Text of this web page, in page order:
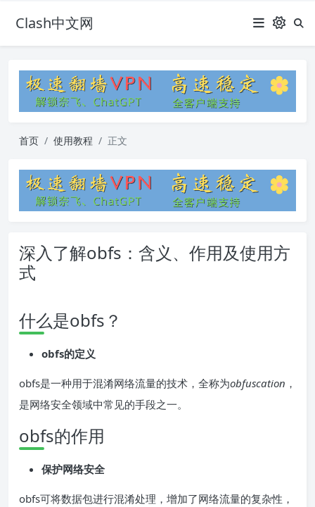
Clash中文网
首页 使用教程 正文
深入了解obfs：含义、作用及使用方
式
什么是obfs？
obfs的定义
obfs是一种用于混淆网络流量的技术，全称为obfuscation ，
是网络安全领域中常见的手段之一。
obfs的作用
保护网络安全
obfs可将数据包进行混淆处理，增加了网络流量的复杂性，